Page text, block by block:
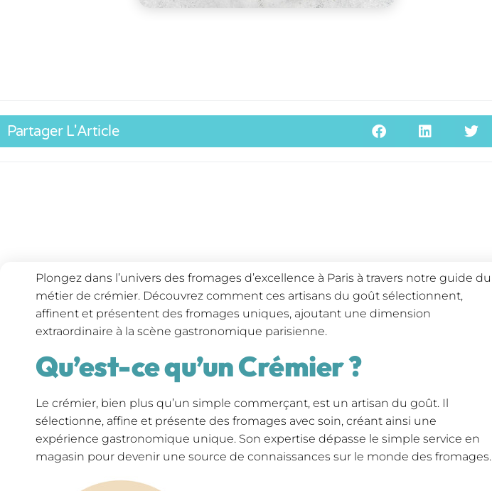
Partager L'Article
Plongez dans l’univers des fromages d’excellence à Paris à travers notre guide du
métier de crémier. Découvrez comment ces artisans du goût sélectionnent,
affinent et présentent des fromages uniques, ajoutant une dimension
extraordinaire à la scène gastronomique parisienne.
Qu’est-ce qu’un Crémier ?
Le crémier, bien plus qu’un simple commerçant, est un artisan du goût. Il
sélectionne, affine et présente des fromages avec soin, créant ainsi une
expérience gastronomique unique. Son expertise dépasse le simple service en
magasin pour devenir une source de connaissances sur le monde des fromages.